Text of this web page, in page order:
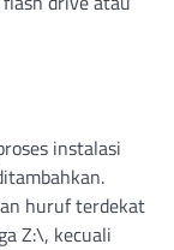
instalasi
huruf terdekat
Z:\, kecuali